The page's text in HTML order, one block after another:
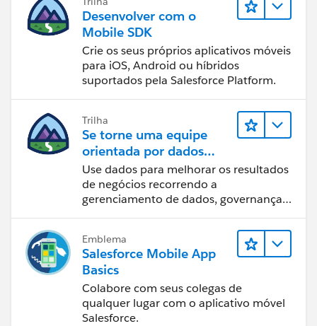
Desenvolver com o
Mobile SDK
Crie os seus próprios aplicativos móveis
para iOS, Android ou híbridos
suportados pela Salesforce Platform.
Trilha
Se torne uma equipe
orientada por dados
usando o Tableau
Use dados para melhorar os resultados
de negócios recorrendo a
gerenciamento de dados, governança
de dados, narrativa baseada em dados
e colaboração.
Emblema
Salesforce Mobile App
Basics
Colabore com seus colegas de
qualquer lugar com o aplicativo móvel
Salesforce.